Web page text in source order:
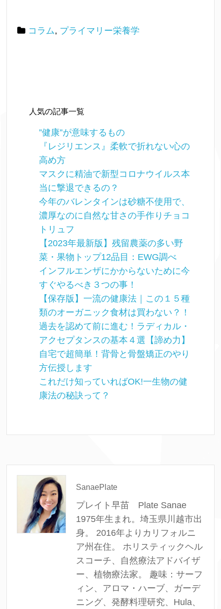
コラム, プライマリー栄養学
人気の記事一覧
”健康”が意味するもの
『レジリエンス』柔軟で折れない心の
高め方
マスクに精油で新型コロナウイルス本
当に撃退できるの？
今年のバレンタインは砂糖不使用で、
濃厚なのに自然な甘さの手作りチョコ
トリュフ
【2023年最新版】残留農薬の多い野
菜・果物トップ12品目：EWG調べ
インフルエンザにかからないために今
すぐやるべき３つの事！
【保存版】一流の健康法｜この１５種
類のオーガニック食材は買わない？！
過去を認めて前に進む！ラディカル・
アクセプタンスの基本４選【諦め力】
自宅で超簡単！背骨と骨盤矯正のやり
方伝授します
これだけ知っていればOK!一生物の健
康法の秘訣って？
SanaePlate
プレイト早苗 Plate Sanae
1975年生まれ。埼玉県川越市出
身。 2016年よりカリフォルニ
ア州在住。 ホリスティックヘル
スコーチ、自然療法アドバイザ
ー、植物療法家。 趣味：サーフ
ィン、アロマ・ハーブ、ガーデ
ニング、発酵料理研究、Hula、